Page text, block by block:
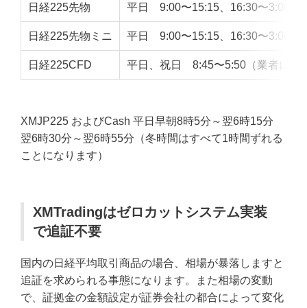
日経225先物 平日 9:00〜15:15、16:30〜3:00
日経225先物ミニ 平日 9:00〜15:15、16:30〜3:00
日経225CFD 平日、祝日 8:45〜5:50（業者によ
XMJP225 およびCash 平日早朝8時5分～翌6時15分
翌6時30分～翌6時55分（冬時間はすべて1時間ずれる
ことになります）
XMTradingはゼロカットシステム実装
で追証不要
国内の日経平均取引商品の場合、相場が暴落しますと
追証を求められる事態になります。また相場の変動
で、証拠金の金額設定が証券会社の都合によって変化